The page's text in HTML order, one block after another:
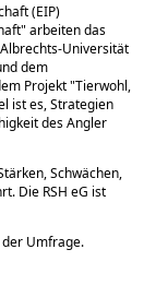
(EIP)
arbeiten das
Universität
dem
Projekt Tierwohl,
ist es, Strategien
des Angler
Schwächen,
Die RSH eG ist
Umfrage.